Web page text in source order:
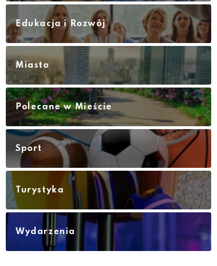
Edukacja i Rozwój
Miasto
Polecane w Mieście
Sport
Turystyka
Wydarzenia